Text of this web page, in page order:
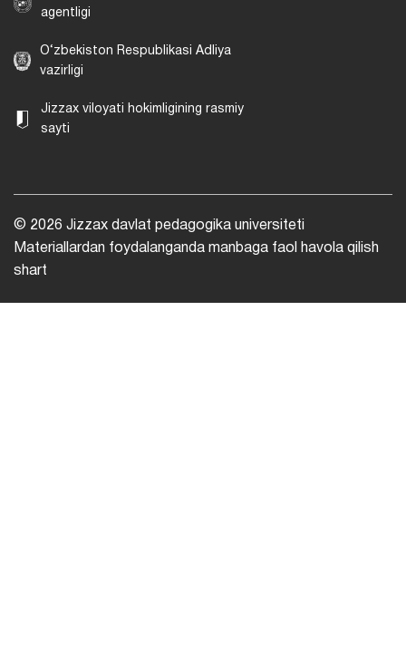
agentligi
O‘zbekiston Respublikasi Adliya
vazirligi
Jizzax viloyati hokimligining rasmiy
sayti
© 2026 Jizzax davlat pedagogika universiteti
Materiallardan foydalanganda manbaga faol havola qilish
shart